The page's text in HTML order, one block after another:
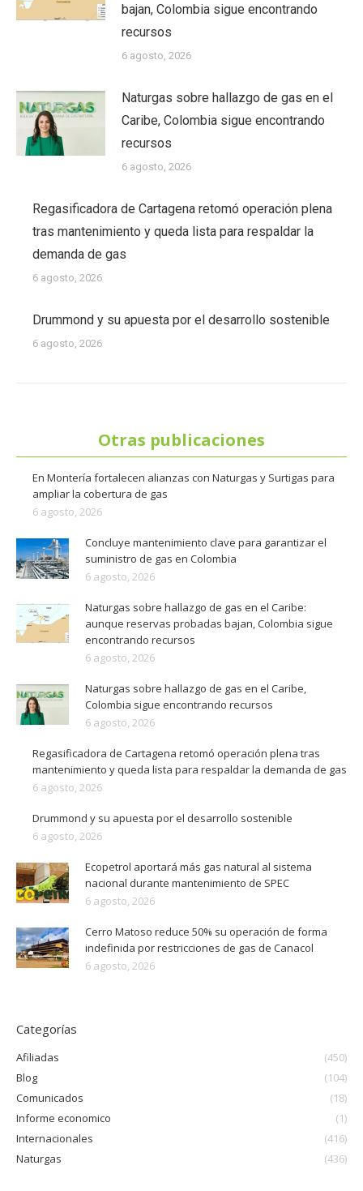
bajan, Colombia sigue encontrando
recursos
6 agosto, 2026
Naturgas sobre hallazgo de gas en el
Caribe, Colombia sigue encontrando
recursos
6 agosto, 2026
Regasificadora de Cartagena retomó operación plena
tras mantenimiento y queda lista para respaldar la
demanda de gas
6 agosto, 2026
Drummond y su apuesta por el desarrollo sostenible
6 agosto, 2026
Otras publicaciones
En Montería fortalecen alianzas con Naturgas y Surtigas para
ampliar la cobertura de gas
6 agosto, 2026
Concluye mantenimiento clave para garantizar el
suministro de gas en Colombia
6 agosto, 2026
Naturgas sobre hallazgo de gas en el Caribe:
aunque reservas probadas bajan, Colombia sigue
encontrando recursos
6 agosto, 2026
Naturgas sobre hallazgo de gas en el Caribe,
Colombia sigue encontrando recursos
6 agosto, 2026
Regasificadora de Cartagena retomó operación plena tras
mantenimiento y queda lista para respaldar la demanda de gas
6 agosto, 2026
Drummond y su apuesta por el desarrollo sostenible
6 agosto, 2026
Ecopetrol aportará más gas natural al sistema
nacional durante mantenimiento de SPEC
6 agosto, 2026
Cerro Matoso reduce 50% su operación de forma
indefinida por restricciones de gas de Canacol
6 agosto, 2026
Categorías
Afiliadas
(450)
Blog
(104)
Comunicados
(18)
Informe economico
(1)
Internacionales
(416)
Naturgas
(436)